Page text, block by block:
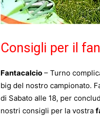
Consigli per il
Fantacalcio – Turno
big del nostro campionato.
di Sabato alle 18, per
nostri consigli per la vostra